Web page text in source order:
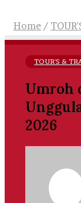
Home /
TOUR'S &
Umroh
2026